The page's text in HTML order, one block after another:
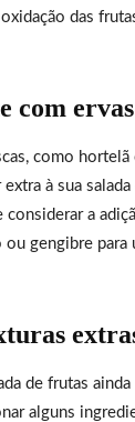
das
com
como
à sua
considerar a
ou gengibre
de frutas
alguns